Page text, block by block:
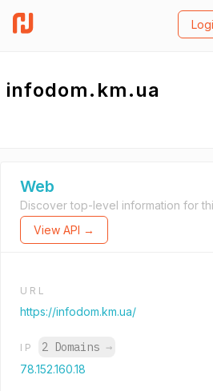
infodom.km.ua
Web
Discover top-level information for
View API →
URL
https://infodom.km.ua/
IP 2 Domains →
78.152.160.18